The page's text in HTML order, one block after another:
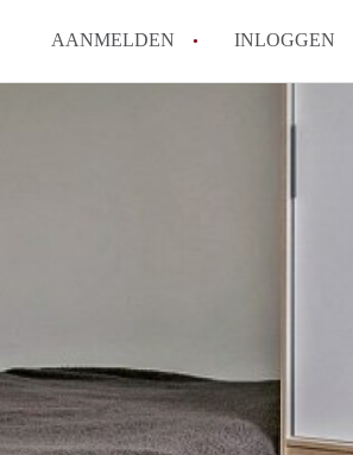
AANMELDEN INLOGGEN